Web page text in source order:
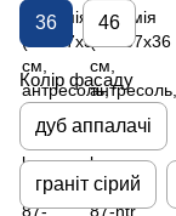
36 46
Колір фасаду
дуб аппалачі
граніт сірий